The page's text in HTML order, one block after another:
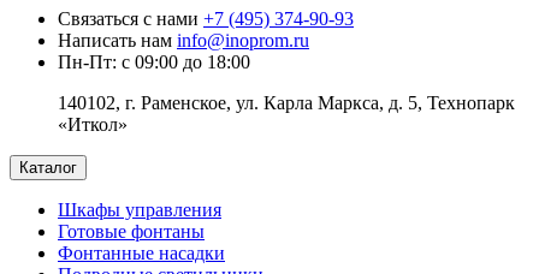
Связаться с нами +7 (495) 374-90-93
Написать нам info@inoprom.ru
Пн-Пт: с 09:00 до 18:00
140102, г. Раменское, ул. Карла Маркса, д. 5, Технопарк
«Иткол»
Каталог
Шкафы управления
Готовые фонтаны
Фонтанные насадки